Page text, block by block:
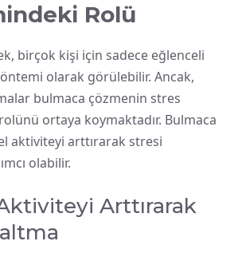
Rolü
birçok kişi için sadece eğlenceli
olarak görülebilir. Ancak,
bulmaca çözmenin stres
ortaya koymaktadır. Bulmaca
aktiviteyi arttırarak stresi
olabilir.
Arttırarak